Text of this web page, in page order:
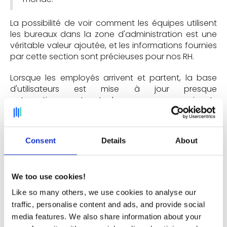
Consent Details About
We too use cookies!
Like so many others, we use cookies to analyse our
traffic, personalise content and ads, and provide social
media features. We also share information about your
La possibilité de voir comment les équipes utilisent
les bureaux dans la zone d'administration est une
véritable valeur ajoutée, et les informations fournies
par cette section sont précieuses pour nos RH.
Lorsque les employés arrivent et partent, la base
d'utilisateurs est mise à jour presque
automatiquement et les nouveaux arrivants
peuvent être intégrés très rapidement sans avoir à
Aujourd'hui, nous nous retrouvons plus facilement
au bureau et venons pour les moments qui
comptent vraiment (brainstorming, travail en